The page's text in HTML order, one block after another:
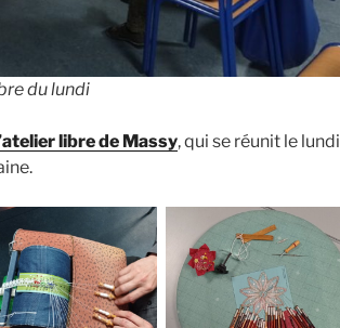
du lundi
libre de Massy, qui se réunit le lundi